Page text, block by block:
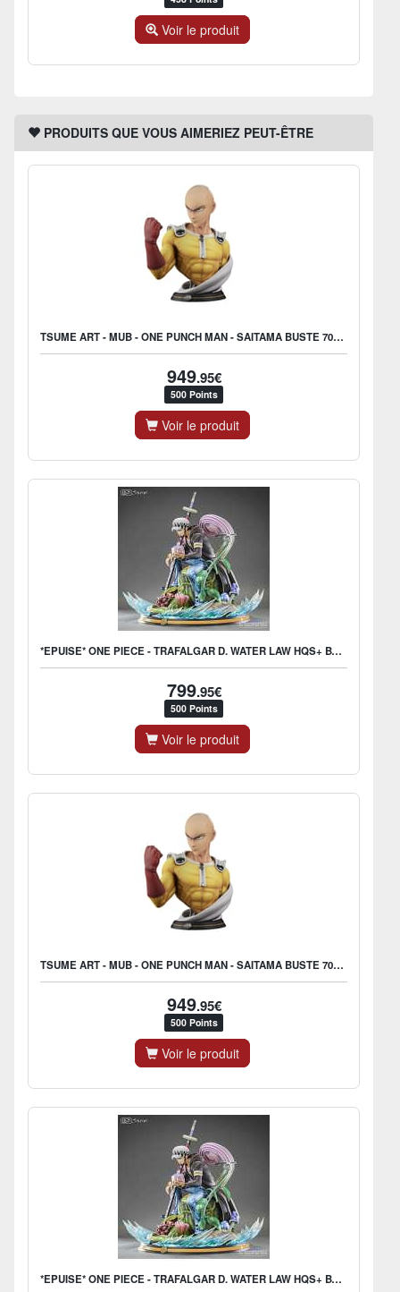
Voir le produit
PRODUITS QUE VOUS AIMERIEZ PEUT-ÊTRE
TSUME ART - MUB - ONE PUNCH MAN - SAITAMA BUSTE 70CM
949.95€
500 Points
Voir le produit
*EPUISE* ONE PIECE - TRAFALGAR D. WATER LAW HQS+ BY TSUME
799.95€
500 Points
Voir le produit
TSUME ART - MUB - ONE PUNCH MAN - SAITAMA BUSTE 70CM
949.95€
500 Points
Voir le produit
*EPUISE* ONE PIECE - TRAFALGAR D. WATER LAW HQS+ BY TSUME